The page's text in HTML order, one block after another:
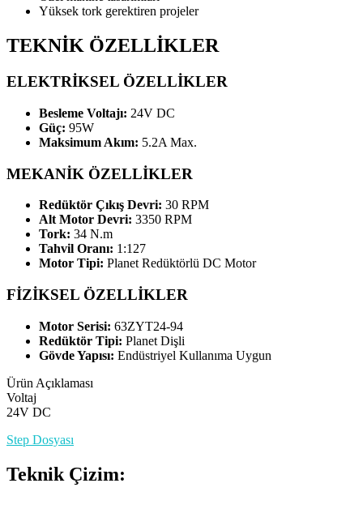
Yüksek tork gerektiren projeler
TEKNİK ÖZELLİKLER
ELEKTRİKSEL ÖZELLİKLER
Besleme Voltajı: 24V DC
Güç: 95W
Maksimum Akım: 5.2A Max.
MEKANİK ÖZELLİKLER
Redüktör Çıkış Devri: 30 RPM
Alt Motor Devri: 3350 RPM
Tork: 34 N.m
Tahvil Oranı: 1:127
Motor Tipi: Planet Redüktörlü DC Motor
FİZİKSEL ÖZELLİKLER
Motor Serisi: 63ZYT24-94
Redüktör Tipi: Planet Dişli
Gövde Yapısı: Endüstriyel Kullanıma Uygun
Ürün Açıklaması
Voltaj
24V DC
Step Dosyası
Teknik Çizim: